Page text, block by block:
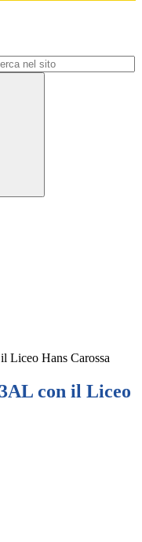
Liceo Hans Carossa
con il Liceo